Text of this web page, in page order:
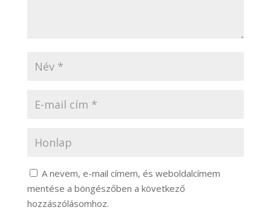
A nevem, e-mail címem, és weboldalcímem
mentése a böngészőben a következő
hozzászólásomhoz.